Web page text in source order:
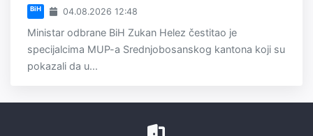
BiH 04.08.2026 12:48
Ministar odbrane BiH Zukan Helez čestitao je
specijalcima MUP-a Srednjobosanskog kantona koji su
pokazali da u...